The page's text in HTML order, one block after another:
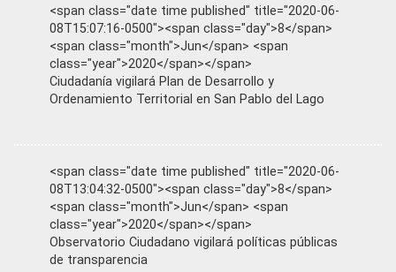
<span class="date time published" title="2020-06-
08T15:07:16-0500"><span class="day">8</span>
<span class="month">Jun</span> <span
class="year">2020</span></span>
Ciudadanía vigilará Plan de Desarrollo y
Ordenamiento Territorial en San Pablo del Lago
<span class="date time published" title="2020-06-
08T13:04:32-0500"><span class="day">8</span>
<span class="month">Jun</span> <span
class="year">2020</span></span>
Observatorio Ciudadano vigilará políticas públicas
de transparencia